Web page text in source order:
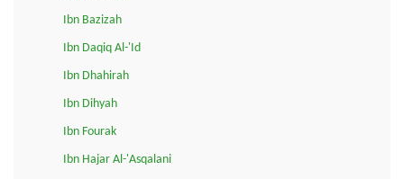
Ibn Bazizah
Ibn Daqiq Al-'Id
Ibn Dhahirah
Ibn Dihyah
Ibn Fourak
Ibn Hajar Al-'Asqalani